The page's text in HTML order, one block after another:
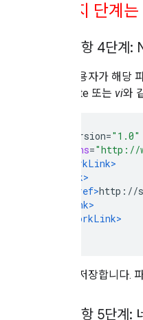
나머지 단계
선택사항 4단
이제 사용자가 해당
Textmate 또는 vi와
xml version="1.0"
xmlns="http://
<NetworkLink>
<Link>
<href>http://
</Link>
</NetworkLink>
파일을 저장합니다.
선택사항 5단계: